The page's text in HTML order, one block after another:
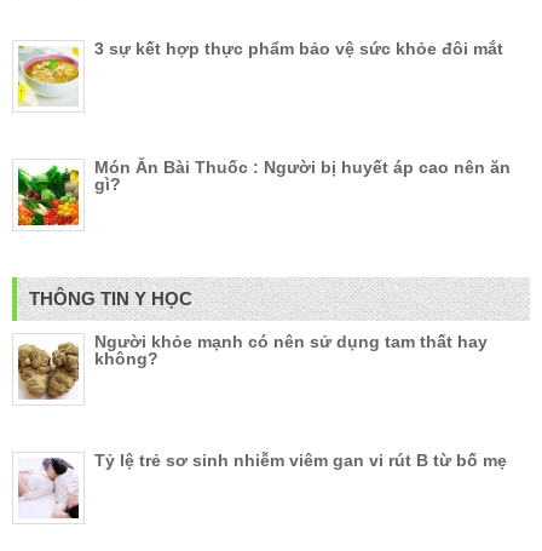
3 sự kết hợp thực phẩm bảo vệ sức khỏe đôi mắt
Món Ăn Bài Thuốc : Người bị huyết áp cao nên ăn
gì?
THÔNG TIN Y HỌC
Người khỏe mạnh có nên sử dụng tam thất hay
không?
Tỷ lệ trẻ sơ sinh nhiễm viêm gan vi rút B từ bố mẹ